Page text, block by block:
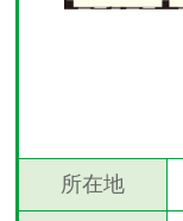
所在地